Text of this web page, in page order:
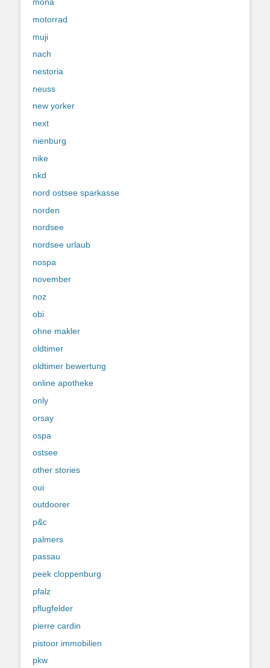
mona
motorrad
muji
nach
nestoria
neuss
new yorker
next
nienburg
nike
nkd
nord ostsee sparkasse
norden
nordsee
nordsee urlaub
nospa
november
noz
obi
ohne makler
oldtimer
oldtimer bewertung
online apotheke
only
orsay
ospa
ostsee
other stories
oui
outdoorer
p&c
palmers
passau
peek cloppenburg
pfalz
pflugfelder
pierre cardin
pistoor immobilien
pkw